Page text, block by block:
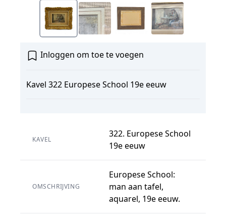
Inloggen om toe te voegen
Kavel 322 Europese School 19e eeuw
KAVEL
322. Europese School
19e eeuw
OMSCHRIJVING
Europese School:
man aan tafel,
aquarel, 19e eeuw.